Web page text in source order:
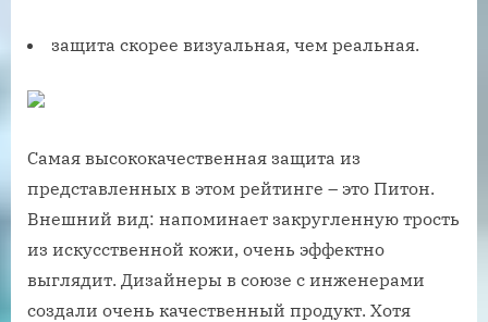
защита скорее визуальная, чем реальная.
Самая высококачественная защита из
представленных в этом рейтинге – это Питон.
Внешний вид: напоминает закругленную трость
из искусственной кожи, очень эффектно
выглядит. Дизайнеры в союзе с инженерами
создали очень качественный продукт. Хотя